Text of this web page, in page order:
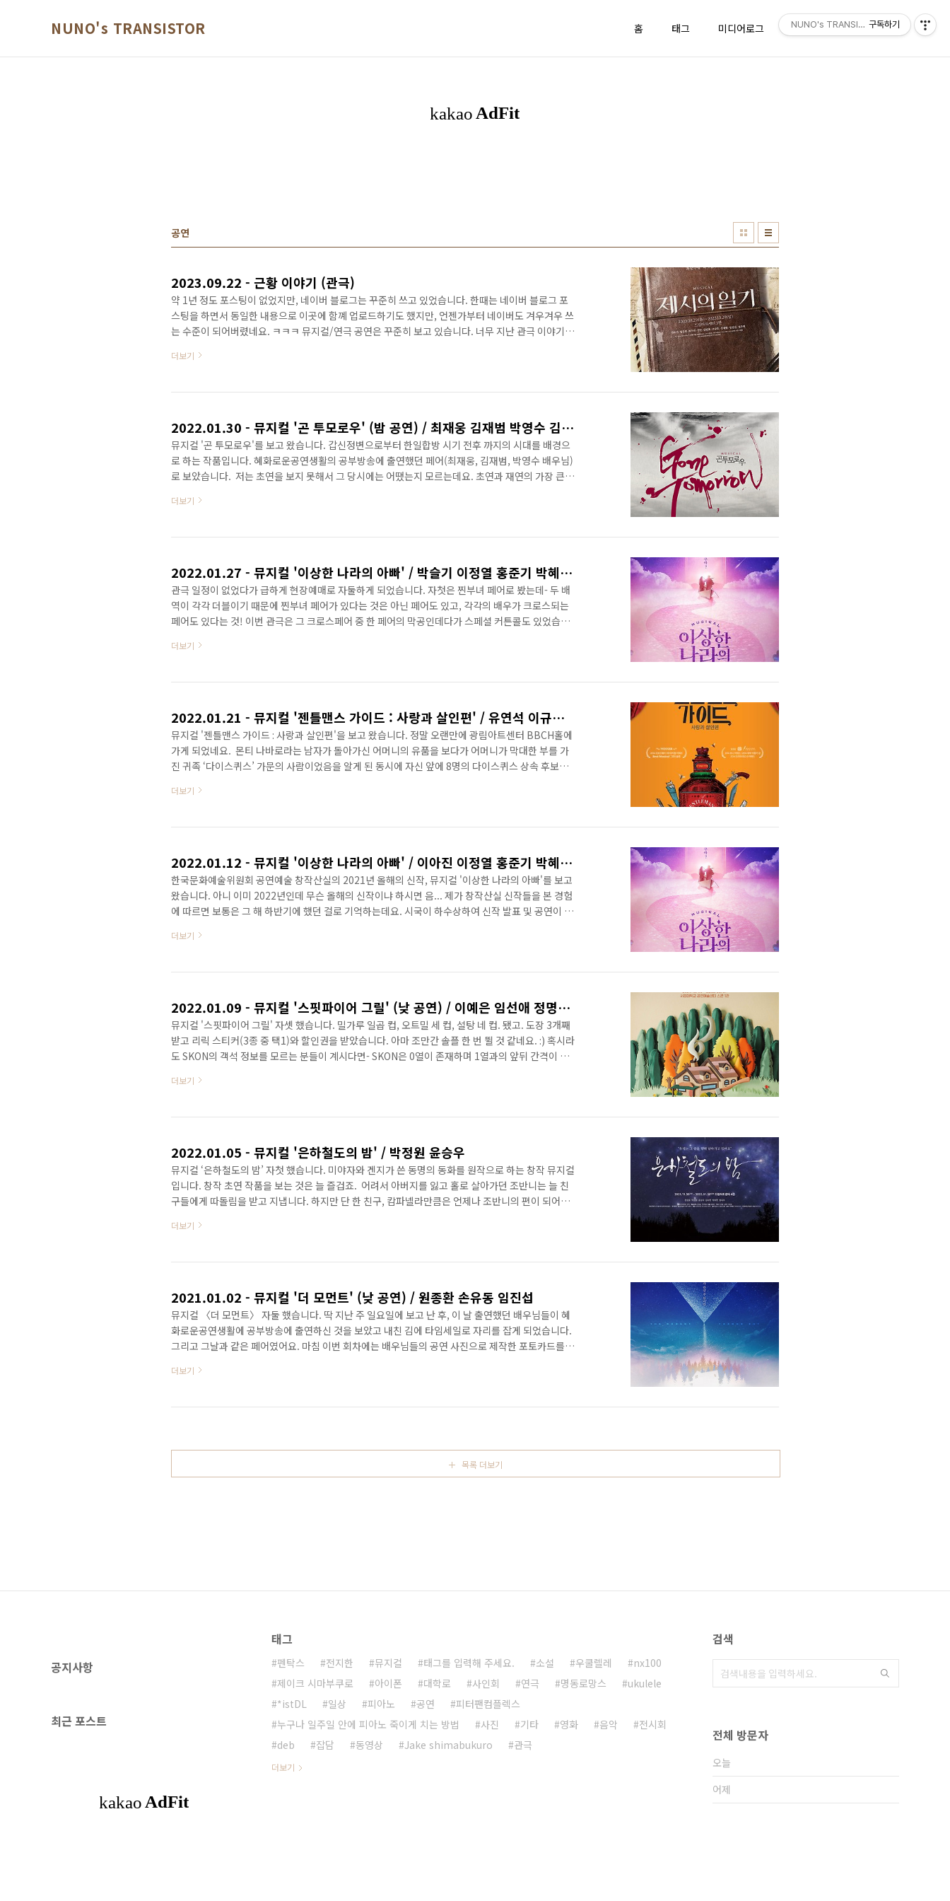
NUNO's TRANSISTOR 홈 태그 미디어로그 위치로그 방명록
공연
2023.09.22 - 근황 이야기 (관극)
약 1년 정도 포스팅이 없었지만, 네이버 블로그는 꾸준히 쓰고 있었습니다. 한때는 네이버 블로그 포
스팅을 하면서 동일한 내용으로 이곳에 함꼐 업로드하기도 했지만, 언젠가부터 네이버도 겨우겨우 쓰
는 수준이 되어버렸네요. ㅋㅋㅋ 뮤지컬/연극 공연은 꾸준히 보고 있습니다. 너무 지난 관극 이야기를
시의 일기] 2023.09.13 - 뮤지컬 '제시의 일기' / 안유진 김찬호 임찬민 뮤지컬 [제시의 일기]를 보고
월 14일(목) - 뮤지컬 [인사이드 윌리엄] 2023.09.14 - 뮤지컬 '인사이드 윌..
더보기
2022.01.30 - 뮤지컬 '곤 투모로우' (밤 공연) / 최재웅 김재범 박영수 김태한 한동훈 외
뮤지컬 '곤 투모로우'를 보고 왔습니다. 갑신정변으로부터 한일합방 시기 전후 까지의 시대를 배경으
로 하는 작품입니다. 혜화로운공연생활의 공부방송에 출연했던 페어(최재웅, 김재범, 박영수 배우님)
로 보았습니다. ​ 저는 초연을 보지 못해서 그 당시에는 어땠는지 모르는데요. 초연과 재연의 가장 큰
가상의 인물인 한정훈이 등장하는 것이라고 합니다. ​ 전체적으로 1막은 다소 산만한 연출이 이어지기
막 후 인터미션 때 돌아간 관객들도 일부 있었다는 말을 전해 들은 적도 있습니다. 저는 그 산만함이 구
더보기
2022.01.27 - 뮤지컬 '이상한 나라의 아빠' / 박슬기 이정열 홍준기 박혜원 정현우
관극 일정이 없었다가 급하게 현장예매로 자둘하게 되었습니다. 자첫은 찐부녀 페어로 봤는데- 두 배
역이 각각 더블이기 때문에 찐부녀 페어가 있다는 것은 아닌 페어도 있고, 각각의 배우가 크로스되는
페어도 있다는 것! 이번 관극은 그 크로스페어 중 한 페어의 막공인데다가 스페셜 커튼콜도 있었습니
고 응원하게 되면서 유튜브 영상으로 쭈욱 봐왔던 박슬기 배우님이 무대에 선 모습을 보는 순간, 너무
은 이미 다 끝났고, 그 시즌의 앤은 다시 오지 않지요. 도도새는 후회 안하면 된다고 말해줬지만.. ㅠㅠ ​
더보기
2022.01.21 - 뮤지컬 '젠틀맨스 가이드 : 사랑과 살인편' / 유연석 이규형 유리아 김아선 김현진 외
뮤지컬 '젠틀맨스 가이드 : 사랑과 살인편'을 보고 왔습니다. 정말 오랜만에 광림아트센터 BBCH홀에
가게 되었네요. ​ 몬티 나바로라는 남자가 돌아가신 어머니의 유품을 보다가 어머니가 막대한 부를 가
진 귀족 ‘다이스퀴스’ 가문의 사람이었음을 알게 된 동시에 자신 앞에 8명의 다이스퀴스 상속 후보들
(라고는 했지만, 실제로는 다이스퀴스가 거의 다 하는 극이라...) 이규형 배우님이 연기하는 다이스퀴
갈아넣는 극이라니 ㅋㅋ 한번은 앞으로 넘어지면서 무릎을 쿵! 하고 바닥에 심하게 부딪혀서 엄청 아
더보기
2022.01.12 - 뮤지컬 '이상한 나라의 아빠' / 이아진 이정열 홍준기 박혜원 정현우
한국문화예술위원회 공연예술 창작산실의 2021년 올해의 신작, 뮤지컬 '이상한 나라의 아빠'를 보고
왔습니다. 아니 이미 2022년인데 무슨 올해의 신작이냐 하시면 음... 제가 창작산실 신작들을 본 경험
에 따르면 보통은 그 해 하반기에 했던 걸로 기억하는데요. 시국이 하수상하여 신작 발표 및 공연이 지
있을까?' 역시 창작산실 2020년 올해의 신작이었지만 2021년 초에 공연했거든요. 이 얘긴 여기까지
수 없죠. 공연을 이미 보신 다른 분들의 후기들 중에 펑펑 울고 나왔다는 이야기들을 봐서 어떨까 궁..
더보기
2022.01.09 - 뮤지컬 '스핏파이어 그릴' (낮 공연) / 이예은 임선애 정명은 최재웅 최수형 민채원 허채윤
뮤지컬 '스핏파이어 그릴' 자셋 했습니다. 밀가루 일곱 컵, 오트밀 세 컵, 설탕 네 컵. 됐고. 도장 3개째
받고 리릭 스티커(3종 중 택1)와 할인권을 받았습니다. 아마 조만간 솔플 한 번 뛸 것 같네요. :) 혹시라
도 SKON의 객석 정보를 모르는 분들이 계시다면- SKON은 0열이 존재하며 1열과의 앞뒤 간격이 다
단차가 괜찮은 편입니다. 이번에 제가 본 회차에는 자리가 2열이어서 자리가 나름 괜찮았습니다. 한
보기에는 더 좋은 면도 있었습니다. 낮 공연이라 극 초반에는 로딩이 덜 된 듯 조금 삐걱..
더보기
2022.01.05 - 뮤지컬 '은하철도의 밤' / 박정원 윤승우
​뮤지컬 ‘은하철도의 밤’ 자첫 했습니다. 미야자와 겐지가 쓴 동명의 동화를 원작으로 하는 창작 뮤지컬
입니다. 창작 초연 작품을 보는 것은 늘 즐겁죠. ​ 어려서 아버지를 잃고 홀로 살아가던 조반니는 늘 친
구들에게 따돌림을 받고 지냅니다. 하지만 단 한 친구, 캄파넬라만큼은 언제나 조반니의 편이 되어줍
하게 동원하는 작품을 보다 보면 저 역시도 상상력에 자극을 받기도 하고, 특히 어렸을 때 여러 시간과
요. ​ 공연을 보면서 굳이 남캐가 아니어도 되겠다는 생각이 계속 들었습니다. 원작에서도 조반니를 제
더보기
2021.01.02 - 뮤지컬 '더 모먼트' (낮 공연) / 원종환 손유동 임진섭
뮤지컬 〈더 모먼트〉 자둘 했습니다. 딱 지난 주 일요일에 보고 난 후, 이 날 출연했던 배우님들이 혜
화로운공연생활에 공부방송에 출연하신 것을 보았고 내친 김에 타임세일로 자리를 잡게 되었습니다.
그리고 그날과 같은 페어였어요. 마침 이번 회차에는 배우님들의 공연 사진으로 제작한 포토카드를
- [Culture/Musical&Play] - 2021.12.26 - 뮤지컬 '더 모먼트' (밤 공연) / 원종환 손유동 임진섭 이
로 볼 수 있다는 매력이 있는 자리였습니다. 무대 높이가 객석과 차이가 없어 목..
더보기
목록 더보기
공지사항
최근 포스트
태그
펜탁스 전지한 뮤지컬 태그를 입력해 주세요. 소설 우쿨렐레
nx100
제이크 시마부쿠로
아이폰 대학로 사인회 연극 명동로망스
ukulele
*istDL
일상 피아노 공연
피터팬컴플렉스
누구나 일주일 안에 피아노 죽이게 치는 방법
사진 기타 영화 음악
전시회
deb
잡담 동영상 Jake shimabukuro 관극
더보기
검색
전체 방문자
오늘
어제
NUNO's TRANSISTOR구독하기